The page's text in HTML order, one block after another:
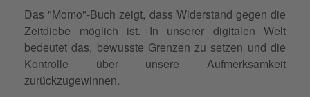
Das "Momo"-Buch zeigt, dass Widerstand gegen die
Zeitdiebe möglich ist. In unserer digitalen Welt
bedeutet das, bewusste Grenzen zu setzen und die
Kontrolle über unsere Aufmerksamkeit
zurückzugewinnen.